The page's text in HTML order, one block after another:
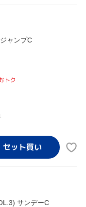
ャンプC
トク
サンデーC